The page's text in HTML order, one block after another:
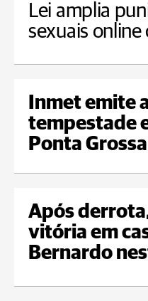
Lei amplia
sexuais
Inmet emite
tempestade
Ponta
Após
vitória em
Bernardo